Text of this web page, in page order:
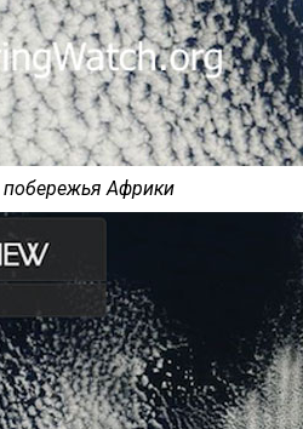
побережья Африки